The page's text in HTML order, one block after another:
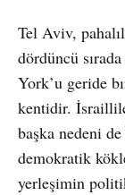
Tel Aviv,
dördüncü
York’u geride
kentidir.
başka nedeni
demokratik
yerleşimin